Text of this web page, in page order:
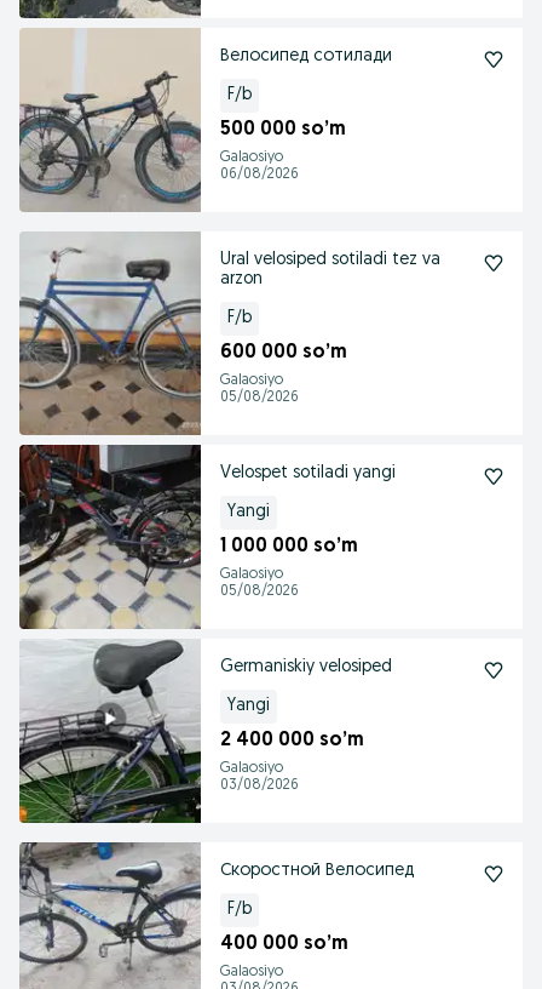
Велосипед сотилади
F/b
500 000 so’m
Galaosiyo
06/08/2026
Ural velosiped sotiladi tez va
arzon
F/b
600 000 so’m
Galaosiyo
05/08/2026
Velospet sotiladi yangi
Yangi
1 000 000 so’m
Galaosiyo
05/08/2026
Germaniskiy velosiped
Yangi
2 400 000 so’m
Galaosiyo
03/08/2026
Скоростной Велосипед
F/b
400 000 so’m
Galaosiyo